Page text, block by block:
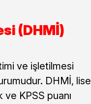
(DHMİ)
ve işletilmesi
DHMİ, lise
ve KPSS puanı